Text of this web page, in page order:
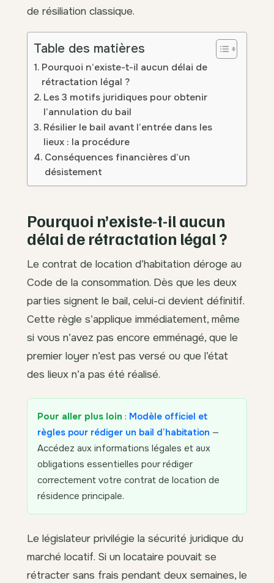
de résiliation classique.
Table des matières
Pourquoi n’existe-t-il aucun délai de
rétractation légal ?
Les 3 motifs juridiques pour obtenir
l’annulation du bail
Résilier le bail avant l’entrée dans les
lieux : la procédure
Conséquences financières d’un
désistement
Pourquoi n’existe-t-il aucun
délai de rétractation légal ?
Le contrat de location d’habitation déroge au
Code de la consommation. Dès que les deux
parties signent le bail, celui-ci devient définitif.
Cette règle s’applique immédiatement, même
si vous n’avez pas encore emménagé, que le
premier loyer n’est pas versé ou que l’état
des lieux n’a pas été réalisé.
Pour aller plus loin : Modèle officiel et
règles pour rédiger un bail d’habitation —
Accédez aux informations légales et aux
obligations essentielles pour rédiger
correctement votre contrat de location de
résidence principale.
Le législateur privilégie la sécurité juridique du
marché locatif. Si un locataire pouvait se
rétracter sans frais pendant deux semaines, le